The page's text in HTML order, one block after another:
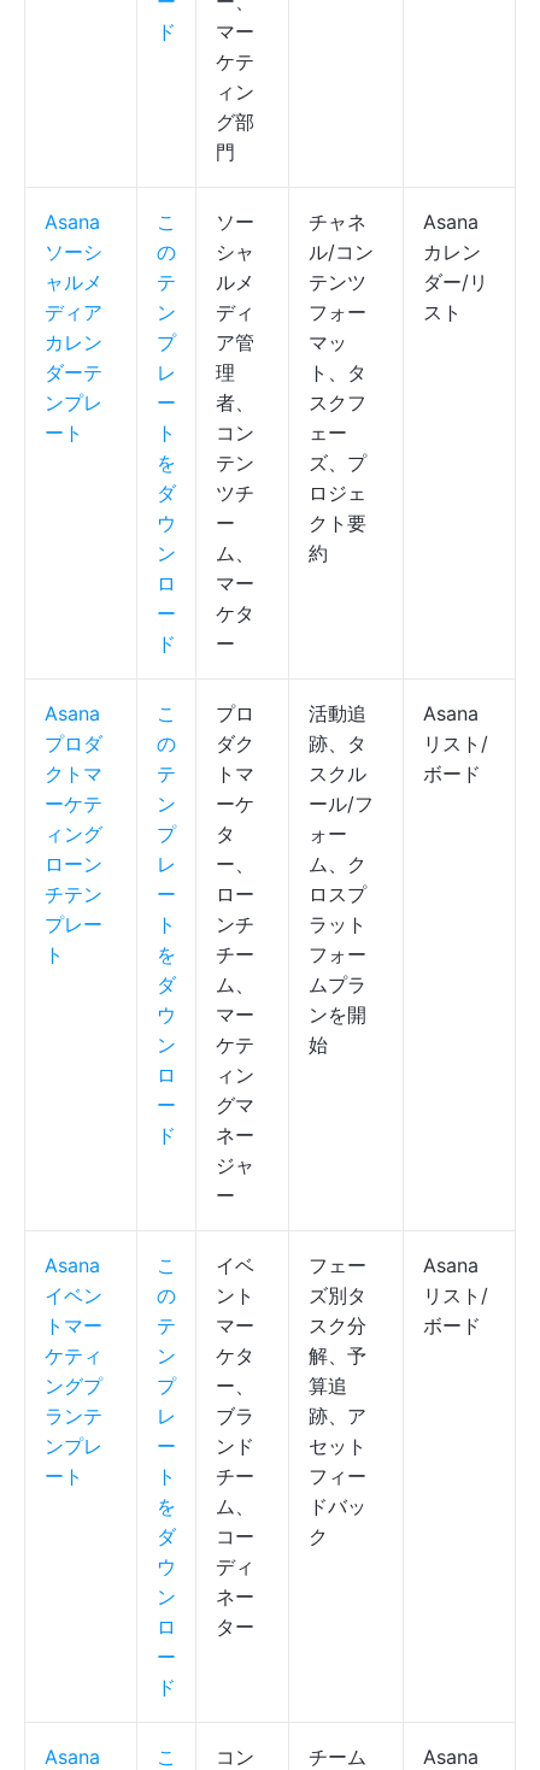
ド
マー
ケテ
ィン
グ部
門
Asana
ソーシ
ャルメ
ディア
カレン
ダーテ
ンプレ
ート
こ
の
テ
ン
プ
レ
ー
ト
を
ダ
ウ
ン
ロ
ー
ド
ソー
シャ
ルメ
ディ
ア管
理
者、
コン
テン
ツチ
ー
ム、
マー
ケタ
ー
チャネ
ル/コン
テンツ
フォー
マッ
ト、タ
スクフ
ェー
ズ、プ
ロジェ
クト要
約
Asana
カレン
ダー/リ
スト
Asana
プロダ
クトマ
ーケテ
ィング
ローン
チテン
プレー
ト
こ
の
テ
ン
プ
レ
ー
ト
を
ダ
ウ
ン
ロ
ー
ド
プロ
ダク
トマ
ーケ
タ
ー、
ロー
ンチ
チー
ム、
マー
ケテ
ィン
グマ
ネー
ジャ
ー
活動追
跡、タ
スクル
ール/フ
ォー
ム、ク
ロスプ
ラット
フォー
ムプラ
ンを開
始
Asana
リスト/
ボード
Asana
イベン
トマー
ケティ
ングプ
ランテ
ンプレ
ート
こ
の
テ
ン
プ
レ
ー
ト
を
ダ
ウ
ン
ロ
ー
ド
イベ
ント
マー
ケタ
ー、
ブラ
ンド
チー
ム、
コー
ディ
ネー
ター
フェー
ズ別タ
スク分
解、予
算追
跡、ア
セット
フィー
ドバッ
ク
Asana
リスト/
ボード
Asana
こ
コン
チーム
Asana